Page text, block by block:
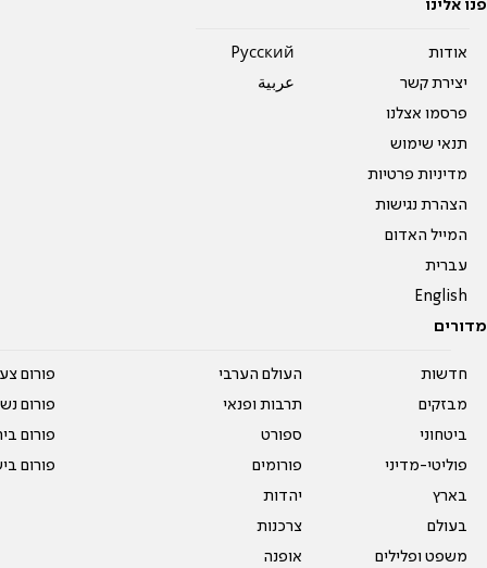
פנו אלינו
אודות
יצירת קשר
פרסמו אצלנו
תנאי שימוש
מדיניות פרטיות
הצהרת נגישות
המייל האדום
עברית
English
Pусский
عربية
מדורים
חדשות
מבזקים
ביטחוני
פוליטי-מדיני
בארץ
בעולם
משפט ופלילים
העולם הערבי
תרבות ופנאי
ספורט
פורומים
יהדות
צרכנות
אופנה
פורום
פורום
פורום
פורום